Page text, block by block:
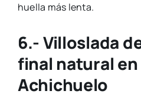
huella más lenta.
6.- Villoslada
final natural en
Achichuelo